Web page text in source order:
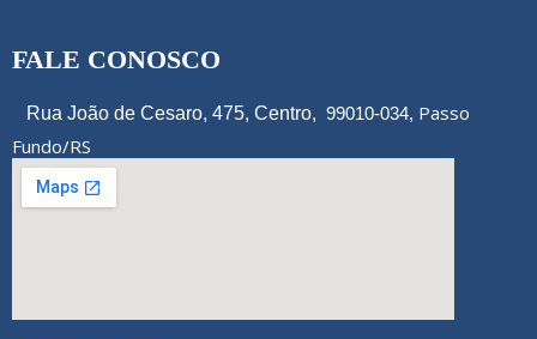
FALE CONOSCO
Rua João de Cesaro, 475, Centro, 99010-034, Passo
Fundo/RS